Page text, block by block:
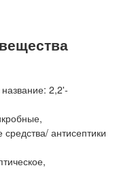
2,2'-
антисептики